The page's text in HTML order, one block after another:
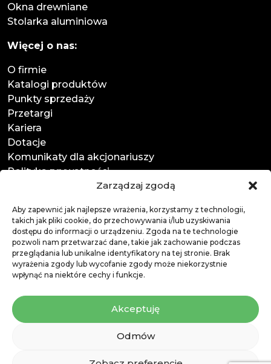
Zarządzaj zgodą
Aby zapewnić jak najlepsze wrażenia, korzystamy z technologii,
takich jak pliki cookie, do przechowywania i/lub uzyskiwania
dostępu do informacji o urządzeniu. Zgoda na te technologie
pozwoli nam przetwarzać dane, takie jak zachowanie podczas
przeglądania lub unikalne identyfikatory na tej stronie. Brak
wyrażenia zgody lub wycofanie zgody może niekorzystnie
wpłynąć na niektóre cechy i funkcje.
Akceptuję
Odmów
Okna drewniane
Stolarka aluminiowa
Więcej o nas:
O firmie
Katalogi produktów
Punkty sprzedaży
Przetargi
Kariera
Dotacje
Komunikaty dla akcjonariuszy
Polityka prywatności
ul. Mała Kolejowa 4
83-400 Kościerzyna
tel. +48 58 686 78 54
tel. +48 58 686 77 81